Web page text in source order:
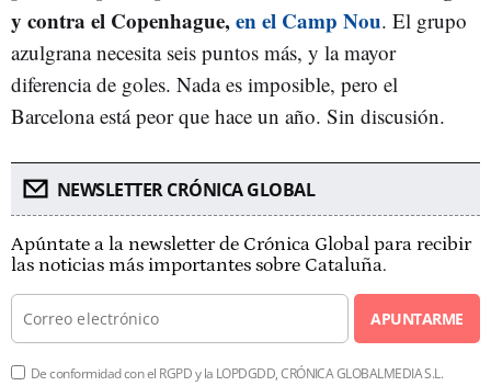
y contra el Copenhague,en el Camp Nou. El grupo
azulgrana necesita seis puntos más, y la mayor
diferencia de goles. Nada es imposible, pero el
Barcelona está peor que hace un año. Sin discusión.
NEWSLETTER CRÓNICA GLOBAL
Apúntate a la newsletter de Crónica Global para recibir
las noticias más importantes sobre Cataluña.
APUNTARME
De conformidad con el RGPD y la LOPDGDD, CRÓNICA GLOBALMEDIA S.L.